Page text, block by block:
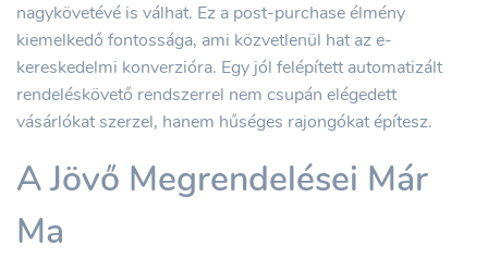
nagykövetévé is válhat. Ez a post-purchase élmény
kiemelkedő fontossága, ami közvetlenül hat az e-
kereskedelmi konverzióra. Egy jól felépített automatizált
rendeléskövető rendszerrel nem csupán elégedett
vásárlókat szerzel, hanem hűséges rajongókat építesz.
A Jövő Megrendelései Már
Ma